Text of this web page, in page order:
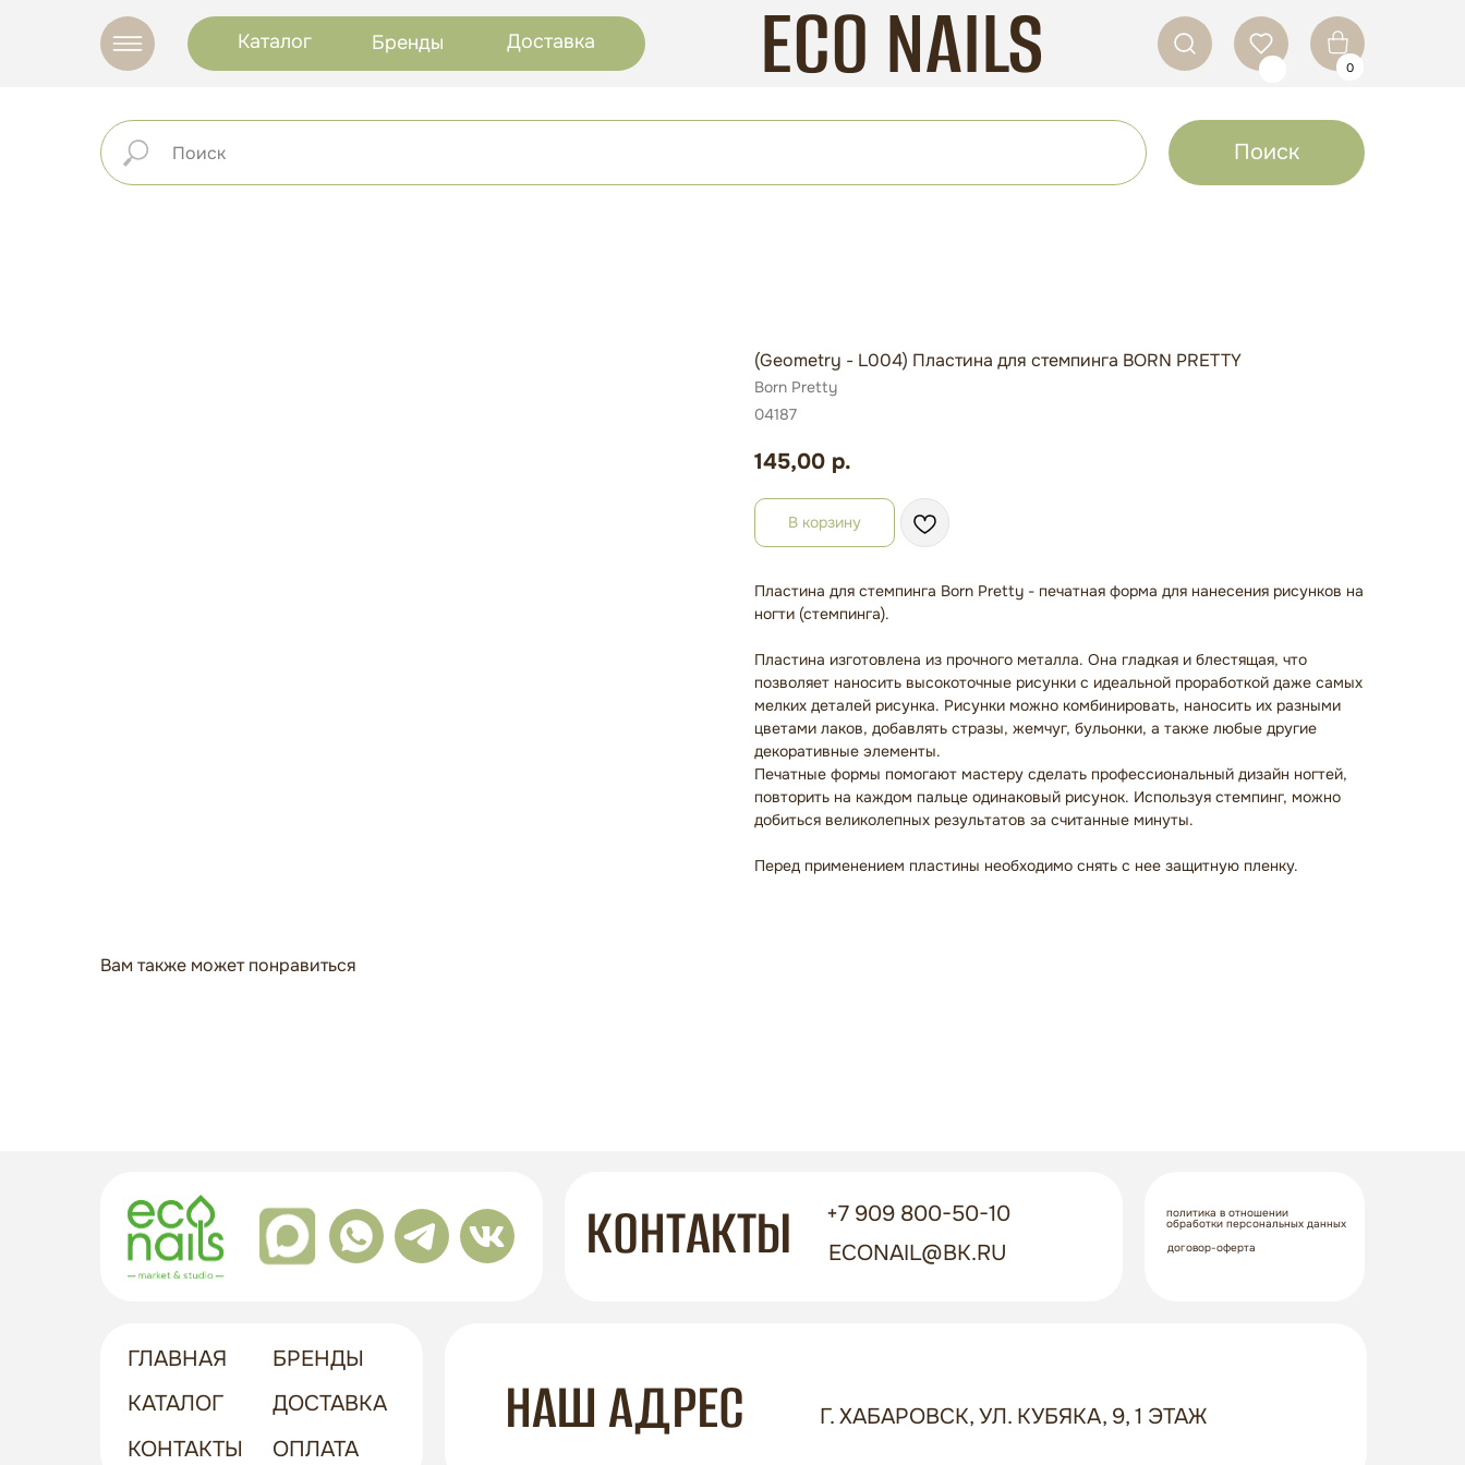
0
ECO NAILS
Доставка
Каталог Бренды
Поиск
(Geometry - L004) Пластина для стемпинга BORN PRETTY
Born Pretty
04187
145,00 р.
В корзину
Пластина для стемпинга Born Pretty - печатная форма для нанесения рисунков на
ногти (стемпинга).
Пластина изготовлена из прочного металла. Она гладкая и блестящая, что
позволяет наносить высокоточные рисунки с идеальной проработкой даже самых
мелких деталей рисунка. Рисунки можно комбинировать, наносить их разными
цветами лаков, добавлять стразы, жемчуг, бульонки, а также любые другие
декоративные элементы.
Печатные формы помогают мастеру сделать профессиональный дизайн ногтей,
повторить на каждом пальце одинаковый рисунок. Используя стемпинг, можно
добиться великолепных результатов за считанные минуты.
Перед применением пластины необходимо снять с нее защитную пленку.
Вам также может понравиться
КОНТАКТЫ
КАТАЛОГ
БРЕНДЫ
ОПЛАТА
ДОСТАВКА
КОНТАКТЫ
ГЛАВНАЯ
+7 909 800-50-10
ECONAIL@BK.RU
Г. ХАБАРОВСК, УЛ. КУБЯКА, 9, 1 ЭТАЖ
НАШ АДРЕС
политика в отношении
обработки персональных данных
договор-оферта